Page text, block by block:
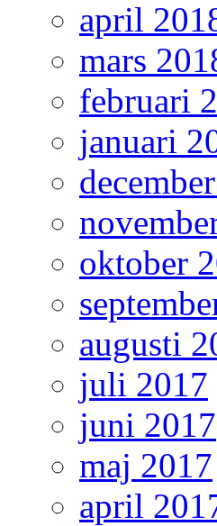
april
mars
februari
januari
oktober
augusti
juli 2017
juni 2017
maj 2017
april